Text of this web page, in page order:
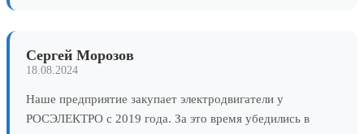
Сергей Морозов
18.08.2024
Наше предприятие закупает электродвигатели у
РОСЭЛЕКТРО с 2019 года. За это время убедились в